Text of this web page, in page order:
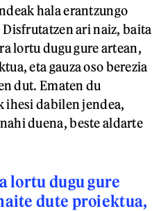
hala erantzungo
ari naiz, baita
lortu dugu gure artean,
eta gauza oso berezia
dut. Ematen du
dabilen jendea,
duena, beste aldarte
lortu dugu gure
dute proiektua,